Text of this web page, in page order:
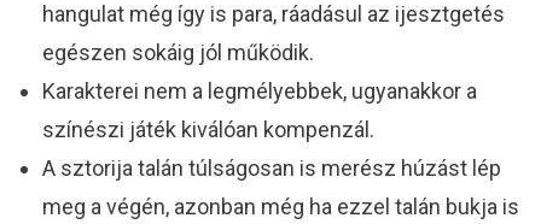
hangulat még így is para, ráadásul az ijesztgetés
egészen sokáig jól működik.
Karakterei nem a legmélyebbek, ugyanakkor a
színészi játék kiválóan kompenzál.
A sztorija talán túlságosan is merész húzást lép
meg a végén, azonban még ha ezzel talán bukja is